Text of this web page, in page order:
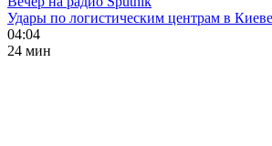
Удары по логистическим центрам в
04:04
24 мин